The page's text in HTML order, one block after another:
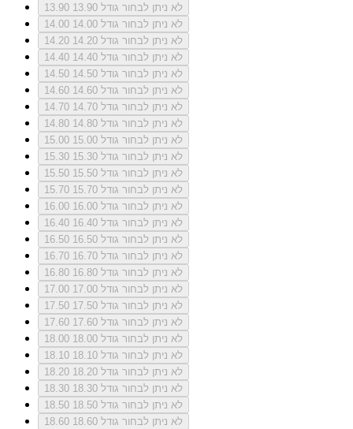
13.90
לא ניתן לבחור גודל 13.90
14.00
לא ניתן לבחור גודל 14.00
14.20
לא ניתן לבחור גודל 14.20
14.40
לא ניתן לבחור גודל 14.40
14.50
לא ניתן לבחור גודל 14.50
14.60
לא ניתן לבחור גודל 14.60
14.70
לא ניתן לבחור גודל 14.70
14.80
לא ניתן לבחור גודל 14.80
15.00
לא ניתן לבחור גודל 15.00
15.30
לא ניתן לבחור גודל 15.30
15.50
לא ניתן לבחור גודל 15.50
15.70
לא ניתן לבחור גודל 15.70
16.00
לא ניתן לבחור גודל 16.00
16.40
לא ניתן לבחור גודל 16.40
16.50
לא ניתן לבחור גודל 16.50
16.70
לא ניתן לבחור גודל 16.70
16.80
לא ניתן לבחור גודל 16.80
17.00
לא ניתן לבחור גודל 17.00
17.50
לא ניתן לבחור גודל 17.50
17.60
לא ניתן לבחור גודל 17.60
18.00
לא ניתן לבחור גודל 18.00
18.10
לא ניתן לבחור גודל 18.10
18.20
לא ניתן לבחור גודל 18.20
18.30
לא ניתן לבחור גודל 18.30
18.50
לא ניתן לבחור גודל 18.50
18.60
לא ניתן לבחור גודל 18.60